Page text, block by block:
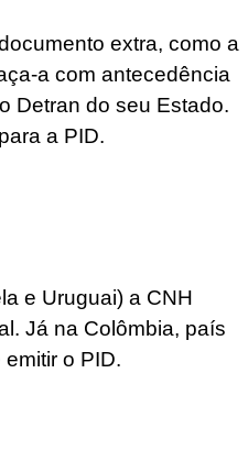
extra, como a
a com antecedência
Detran do seu Estado.
a PID.
e Uruguai) a CNH
Já na Colômbia, país
o PID.